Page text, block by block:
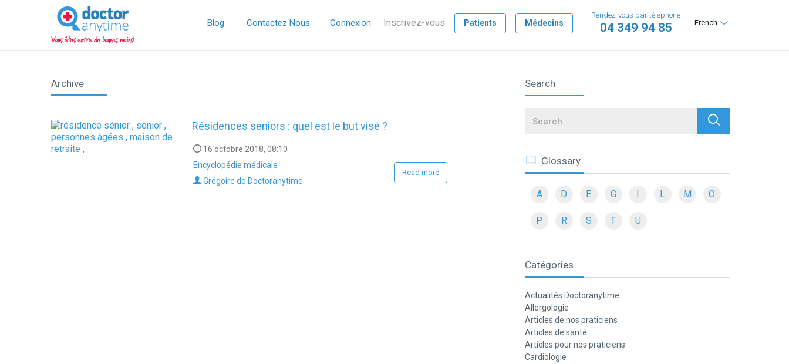
DoctorAnyTime
You
are
in
good
Blog Contactez Nous Connexion Inscrivez-vous Patients Médecins French
Rendez-vous par téléphone
04 349 94 85
Archive
Résidences seniors : quel est le but visé ?
16 octobre 2018, 08:10
Encyclopédie médicale
Grégoire de Doctoranytime
Read more
Search
Search
Glossary
A D E G I L M O
P R S T U
Catégories
Actualités Doctoranytime
Allergologie
Articles de nos praticiens
Articles de santé
Articles pour nos praticiens
Cardiologie